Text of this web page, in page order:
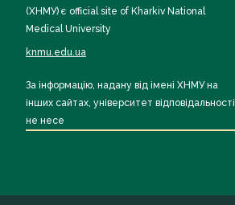
(ХНМУ) є official site of Kharkiv National
Medical University
knmu.edu.ua
За інформацію, надану від імені ХНМУ на
інших сайтах, університет відповідальності
не несе